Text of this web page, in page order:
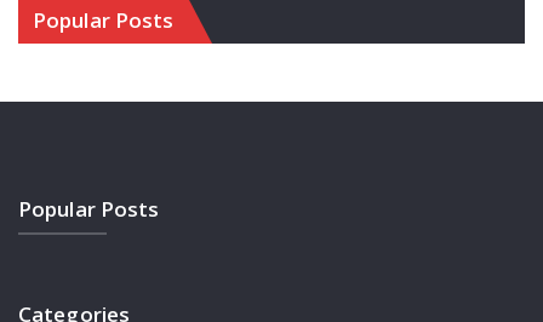
Popular Posts
Popular Posts
Categories